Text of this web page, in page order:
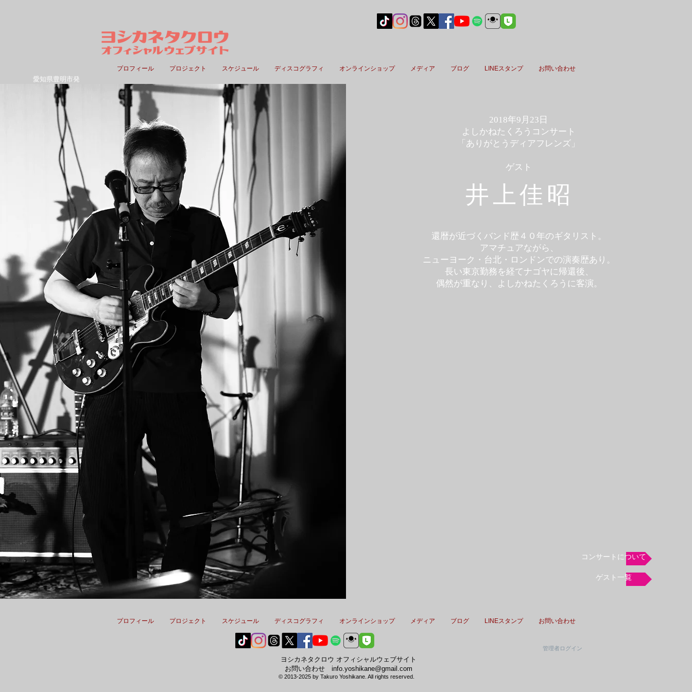
愛知県豊明市発
プロフィール プロジェクト スケジュール ディスコグラフィ オンラインショップ メディア ブログ LINEスタンプ お問い合わせ
2018年9月23日
よしかねたくろうコンサート
「ありがとうディアフレンズ」
​ゲスト
井上佳昭
還暦が近づくバンド歴４０年のギタリスト。
アマチュアながら、
ニューヨーク・台北・ロンドンでの演奏歴あり。
長い東京勤務を経てナゴヤに帰還後、
偶然が重なり、よしかねたくろうに客演。
コンサートについて
ゲスト一覧
プロフィール プロジェクト スケジュール ディスコグラフィ オンラインショップ メディア ブログ LINEスタンプ お問い合わせ
管理者ログイン
ヨシカネタクロウ オフィシャルウェブサイト​
​お問い合わせ info.yoshikane@gmail.com
© 2013-2025 by Takuro Yoshikane. All rights reserved.